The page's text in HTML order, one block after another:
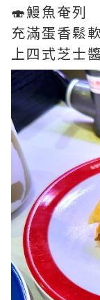
🍣鰻魚奄列
充滿蛋香鬆
上四式芝士